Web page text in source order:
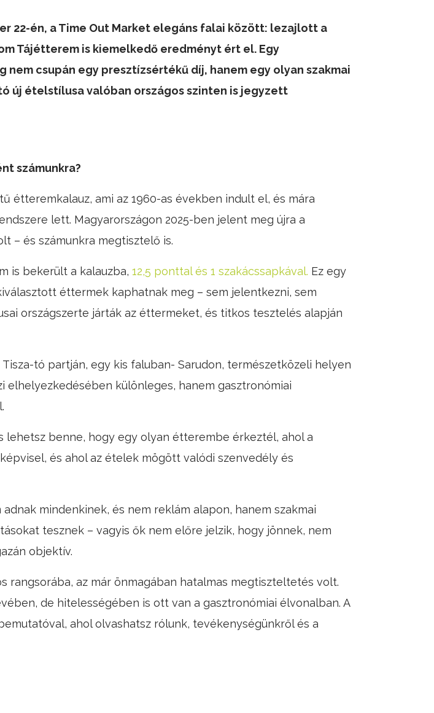
22-én, a Time Out Market elegáns falai között: lezajlott a
Tájétterem is kiemelkedő eredményt ért el. Egy
csupán egy presztízsértékű díj, hanem egy olyan szakmai
új ételstílusa valóban országos szinten is jegyzett
számunkra?
étteremkalauz, ami az 1960-as években indult el, és mára
lett. Magyarországon 2025-ben jelent meg újra a
– és számunkra megtisztelő is.
is bekerült a kalauzba, 12,5 ponttal és 1 szakácssapkával. Ez egy
éttermek kaphatnak meg – sem jelentkezni, sem
országszerte járták az éttermeket, és titkos tesztelés alapján
tó partján, egy kis faluban- Sarudon, természetközeli helyen
elhelyezkedésében különleges, hanem gasztronómiai
lehetsz benne, hogy egy olyan étterembe érkeztél, ahol a
és ahol az ételek mögött valódi szenvedély és
mindenkinek, és nem reklám alapon, hanem szakmai
tesznek – vagyis ők nem előre jelzik, hogy jönnek, nem
objektív.
rangsorába, az már önmagában hatalmas megtiszteltetés volt.
de hitelességében is ott van a gasztronómiai élvonalban. A
ahol olvashatsz rólunk, tevékenységünkről és a